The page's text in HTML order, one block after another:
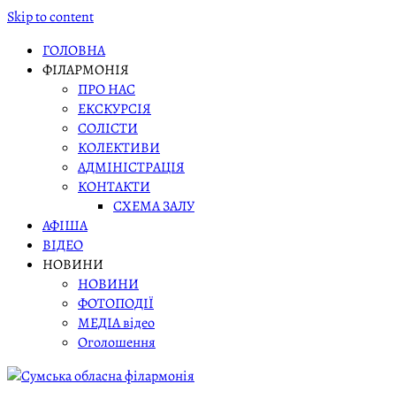
Skip to content
ГОЛОВНА
ФІЛАРМОНІЯ
ПРО НАС
ЕКСКУРСІЯ
СОЛІСТИ
КОЛЕКТИВИ
АДМІНІСТРАЦІЯ
КОНТАКТИ
СХЕМА ЗАЛУ
АФІША
ВІДЕО
НОВИНИ
НОВИНИ
ФОТОПОДІЇ
МЕДІА відео
Оголошення